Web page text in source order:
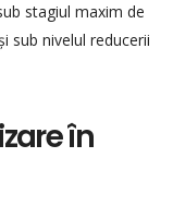
stagiul maxim de
sub nivelul reducerii
în